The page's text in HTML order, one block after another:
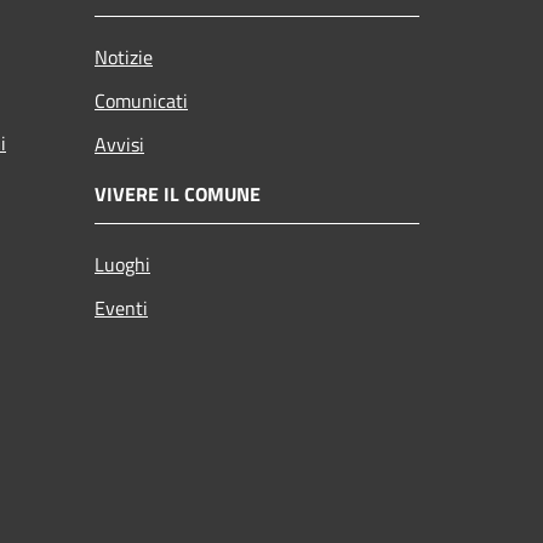
Notizie
Comunicati
Avvisi
VIVERE IL COMUNE
Luoghi
Eventi